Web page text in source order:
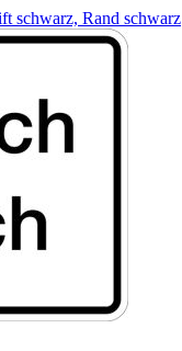
schwarz, Rand schwarz